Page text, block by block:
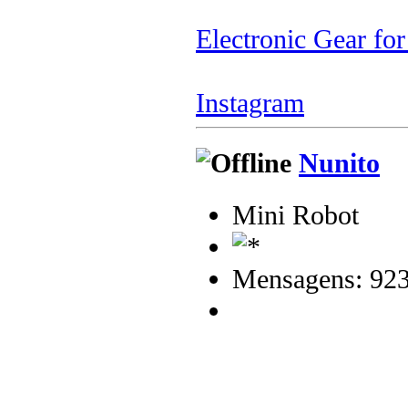
Electronic Gear
Instagram
Nunito
Mini Robot
Mensagens: